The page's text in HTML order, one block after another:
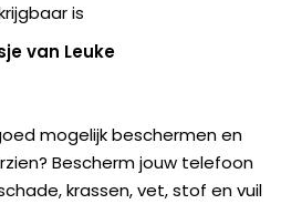
is
van Leuke
mogelijk beschermen en
Bescherm jouw telefoon
krassen, vet, stof en vuil